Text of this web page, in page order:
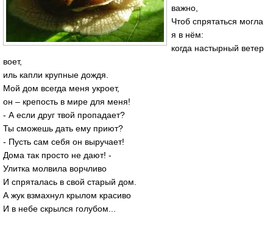
важно,
Чтоб спрятаться могла
я в нём:
когда настырный ветер
воет,
иль капли крупные дождя.
Мой дом всегда меня укроет,
он – крепость в мире для меня!
- А если друг твой пропадает?
Ты сможешь дать ему приют?
- Пусть сам себя он выручает!
Дома так просто не дают! -
Улитка молвила ворчливо
И спряталась в свой старый дом.
А жук взмахнул крылом красиво
И в небе скрылся голубом...